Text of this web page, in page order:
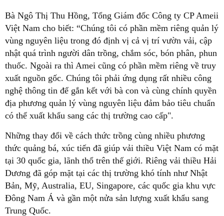
Bà Ngô Thị Thu Hồng, Tổng Giám đốc Công ty CP Ameii
Việt Nam cho biết: “Chúng tôi có phần mềm riêng quản lý
vùng nguyên liệu trong đó định vị cả vị trí vườn vải, cập
nhật quá trình người dân trồng, chắm sóc, bón phân, phun
thuốc. Ngoài ra thì Amei cũng có phần mềm riêng về truy
xuất nguồn gốc. Chúng tôi phải ứng dụng rất nhiều công
nghệ thông tin để gắn kết với bà con và cùng chính quyền
địa phương quản lý vùng nguyên liệu đảm bảo tiêu chuẩn
có thể xuất khẩu sang các thị trường cao cấp".
Những thay đổi về cách thức trồng cùng nhiều phương
thức quảng bá, xúc tiến đã giúp vải thiều Việt Nam có mặt
tại 30 quốc gia, lãnh thổ trên thế giới. Riêng vải thiều Hải
Dương đã góp mặt tại các thị trường khó tính như Nhật
Bản, Mỹ, Australia, EU, Singapore, các quốc gia khu vực
Đông Nam Á và gần một nửa sản lượng xuất khẩu sang
Trung Quốc.